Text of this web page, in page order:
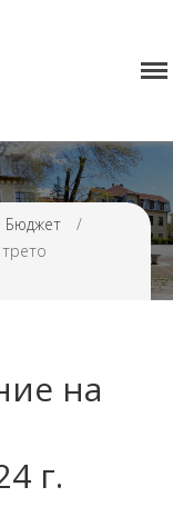
уредба
Бюджет
/
на
г.